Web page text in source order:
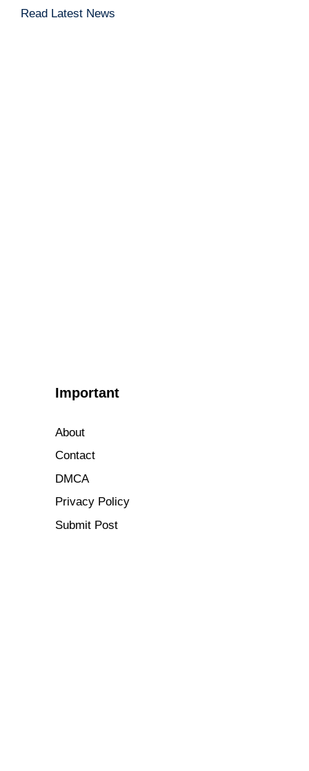
Read Latest News
Important
About
Contact
DMCA
Privacy Policy
Submit Post